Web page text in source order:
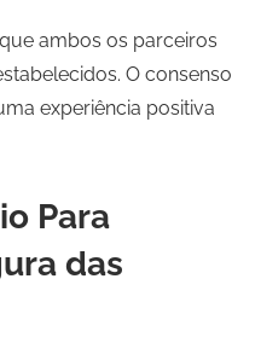
ambos os parceiros
O consenso
experiência positiva
Para
das